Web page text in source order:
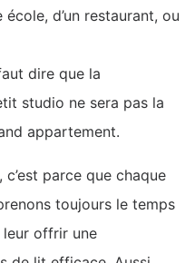
école, d’un restaurant, ou
dire que la
studio ne sera pas la
appartement.
parce que chaque
toujours le temps
leur offrir une